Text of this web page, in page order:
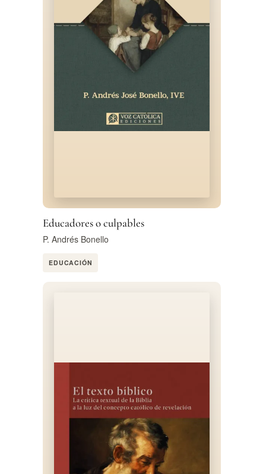
Educadores o culpables
P. Andrés Bonello
EDUCACIÓN